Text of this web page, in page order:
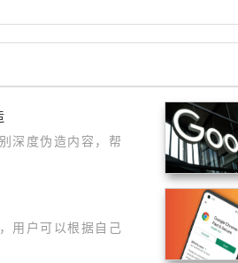
深度伪造内容，帮
用户可以根据自己